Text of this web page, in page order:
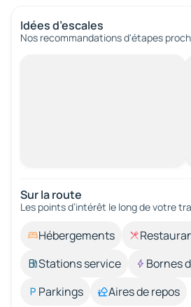
Idées d’escales
Nos recommandations d'étapes
Sur la route
Les points d’intérêt le long de votre
Hébergements
Stations service
Bornes
Parkings
Aires de repos